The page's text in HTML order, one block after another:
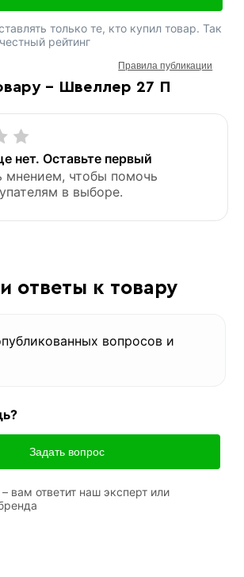
- Швеллер 27 П
нет. Оставьте первый
мнением, чтобы помочь
в выборе.
только те, кто купил товар. Так
рейтинг
Правила публикации
ответы к товару
вопросов и
Задать вопрос
вам ответит наш эксперт или